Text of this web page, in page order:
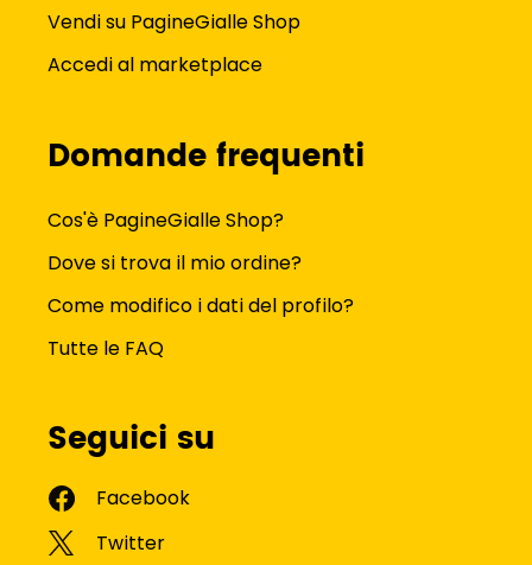
Vendi su PagineGialle Shop
Accedi al marketplace
Domande frequenti
Cos'è PagineGialle Shop?
Dove si trova il mio ordine?
Come modifico i dati del profilo?
Tutte le FAQ
Seguici su